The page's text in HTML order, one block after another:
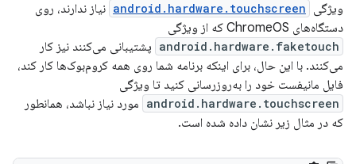
ویژگی android.hardware.touchscreen نیاز ندارند، روی
دستگاه‌های ChromeOS که از ویژگی
android.hardware.faketouch پشتیبانی می‌کنند نیز کار
می‌کنند. با این حال، برای اینکه برنامه شما روی همه کروم‌بوک‌ها کار کند،
فایل مانیفست خود را به‌روزرسانی کنید تا ویژگی
android.hardware.touchscreen مورد نیاز نباشد، همانطور
که در مثال زیر نشان داده شده است.